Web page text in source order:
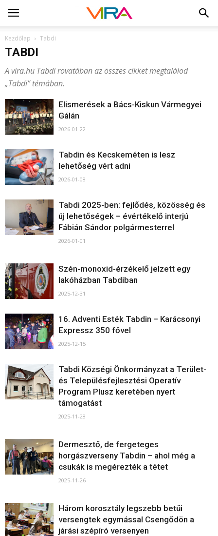
Kezdőlap Tabdi
TABDI
A vira.hu Tabdi rovatában az összes cikket megtalálod
„Tabdi” témában.
Elismerések a Bács-Kiskun Vármegyei
Gálán
2026-01-22
Tabdin és Kecskeméten is lesz
lehetőség vért adni
2026-01-08
Tabdi 2025-ben: fejlődés, közösség és
új lehetőségek – évértékelő interjú
Fábián Sándor polgármesterrel
2026-01-01
Szén-monoxid-érzékelő jelzett egy
lakóházban Tabdiban
2025-12-31
16. Adventi Esték Tabdin – Karácsonyi
Expressz 350 fővel
2025-12-15
Tabdi Községi Önkormányzat a Terület-
és Településfejlesztési Operatív
Program Plusz keretében nyert
támogatást
2025-11-28
Dermesztő, de fergeteges
horgászverseny Tabdin – ahol még a
csukák is megérezték a tétet
2025-11-26
Három korosztály legszebb betűi
versengtek egymással Csengődön a
járási szépíró versenyen